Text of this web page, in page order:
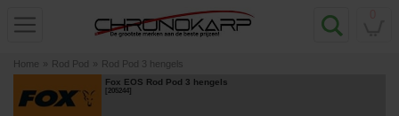
Home » Rod Pod » Rod Pod 3 hengels
Fox EOS Rod Pod 3 hengels
[205244]